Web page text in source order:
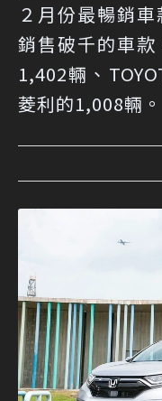
２月份最暢銷
銷售破千的車款
1,402輛、
菱利的1,008輛。